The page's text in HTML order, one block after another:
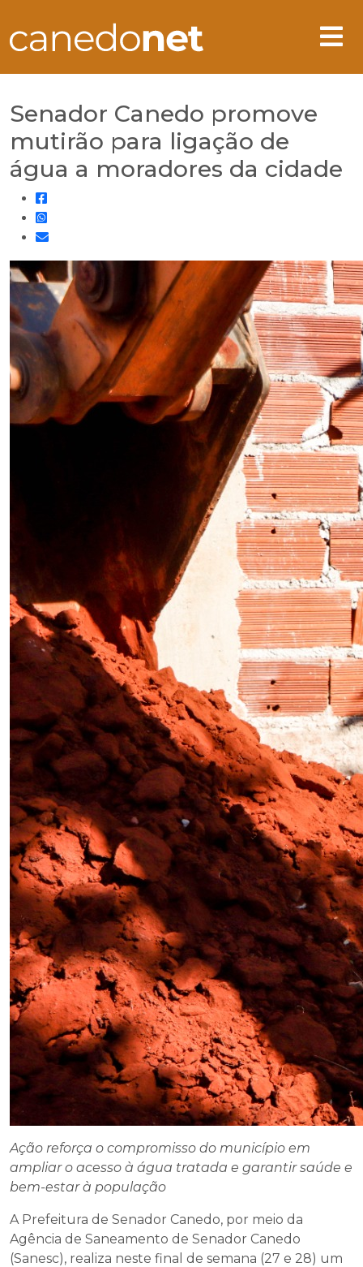
Senador Canedo promove
mutirão para ligação de
água a moradores da cidade
Ação reforça o compromisso do município em
ampliar o acesso à água tratada e garantir saúde e
bem-estar à população
A Prefeitura de Senador Canedo, por meio da
Agência de Saneamento de Senador Canedo
(Sanesc), realiza neste final de semana (27 e 28) um